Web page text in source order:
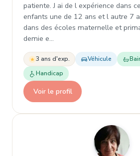
patiente. J ai de l expérience dans
enfants une de 12 ans et l autre 7
dans des écoles maternelle et
demie e…
3 ans d'exp. Véhicule
Handicap
Voir le profil